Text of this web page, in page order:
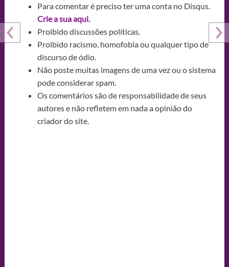
Para comentar é preciso ter uma conta no Disqus.
Crie a sua aqui.
Proibido discussões políticas.
Proibido racismo, homofobia ou qualquer tipo de
discurso de ódio.
Não poste muitas imagens de uma vez ou o sistema
pode considerar spam.
Os comentários são de responsabilidade de seus
autores e não refletem em nada a opinião do
criador do site.